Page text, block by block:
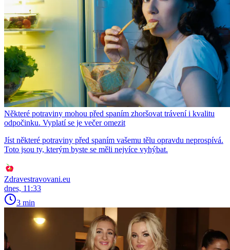
Některé potraviny mohou před spaním zhoršovat trávení i kvalitu
odpočinku. Vyplatí se je večer omezit
Jíst některé potraviny před spaním vašemu tělu opravdu neprospívá.
Toto jsou ty, kterým byste se měli nejvíce vyhýbat.
Zdravestravovani.eu
dnes, 11:33
3 min